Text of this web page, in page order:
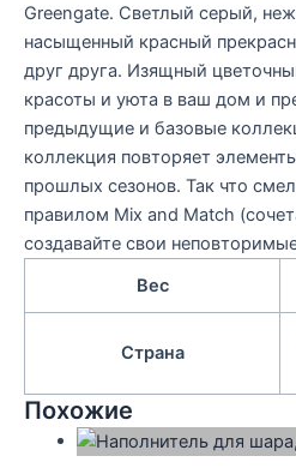
Greengate. Светлый серый,
насыщенный красный
друг друга. Изящный
красоты и уюта в ваш дом и
предыдущие и базовые
коллекция повторяет
прошлых сезонов. Так что
правилом Mix and Match
создавайте свои
Вес
Страна
Похожие